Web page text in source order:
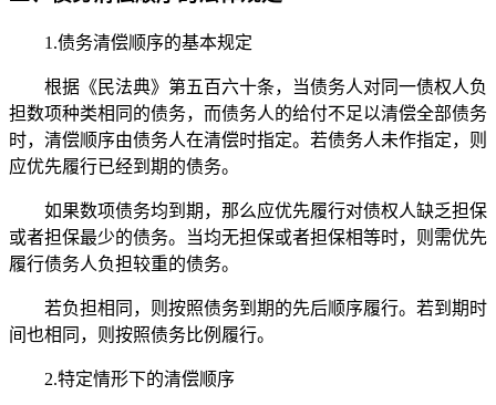
1.债务清偿顺序的基本规定
根据《民法典》第五百六十条，当债务人对同一债权人负
担数项种类相同的债务，而债务人的给付不足以清偿全部债务
时，清偿顺序由债务人在清偿时指定。若债务人未作指定，则
应优先履行已经到期的债务。
如果数项债务均到期，那么应优先履行对债权人缺乏担保
或者担保最少的债务。当均无担保或者担保相等时，则需优先
履行债务人负担较重的债务。
若负担相同，则按照债务到期的先后顺序履行。若到期时
间也相同，则按照债务比例履行。
2.特定情形下的清偿顺序